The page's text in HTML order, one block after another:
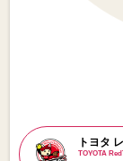
トヨタ
TOYOTA